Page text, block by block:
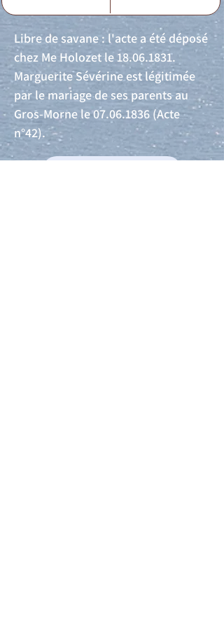
Libre de savane : l'acte a été déposé
chez Me Holozet le18.06.1831.
Marguerite Sévérine est légitimée
par le mariage de ses parents au
Gros-Morne le07.06.1836 (Acte
n°42).